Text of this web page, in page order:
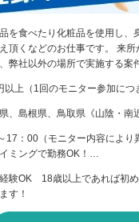
を食べたり化粧品を使用し、
頂くなどのお仕事です。 来
弊社以外の場所で実施する
以上（1回のモニター参加に
、島根県、鳥取県《山陰・南
17：00（モニター内容により
ミングで勤務OK！…
験OK 18歳以上であれば初
す！